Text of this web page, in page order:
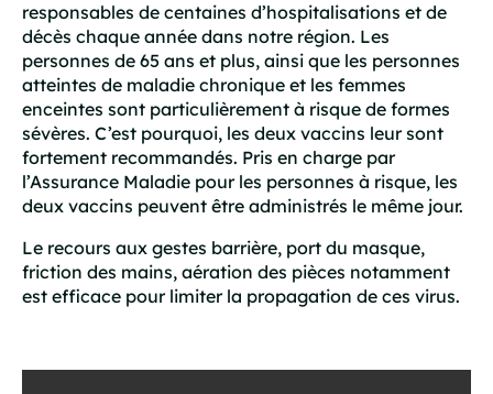
responsables de centaines d’hospitalisations et de
décès chaque année dans notre région. Les
personnes de 65 ans et plus, ainsi que les personnes
atteintes de maladie chronique et les femmes
enceintes sont particulièrement à risque de formes
sévères. C’est pourquoi, les deux vaccins leur sont
fortement recommandés. Pris en charge par
l’Assurance Maladie pour les personnes à risque, les
deux vaccins peuvent être administrés le même jour.
Le recours aux gestes barrière, port du masque,
friction des mains, aération des pièces notamment
est efficace pour limiter la propagation de ces virus.